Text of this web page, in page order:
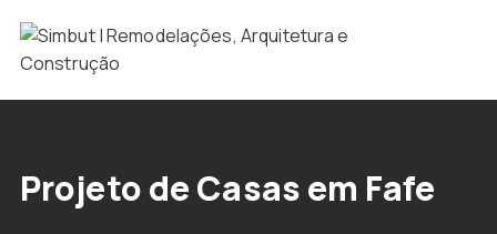
Projeto de Casas em Fafe